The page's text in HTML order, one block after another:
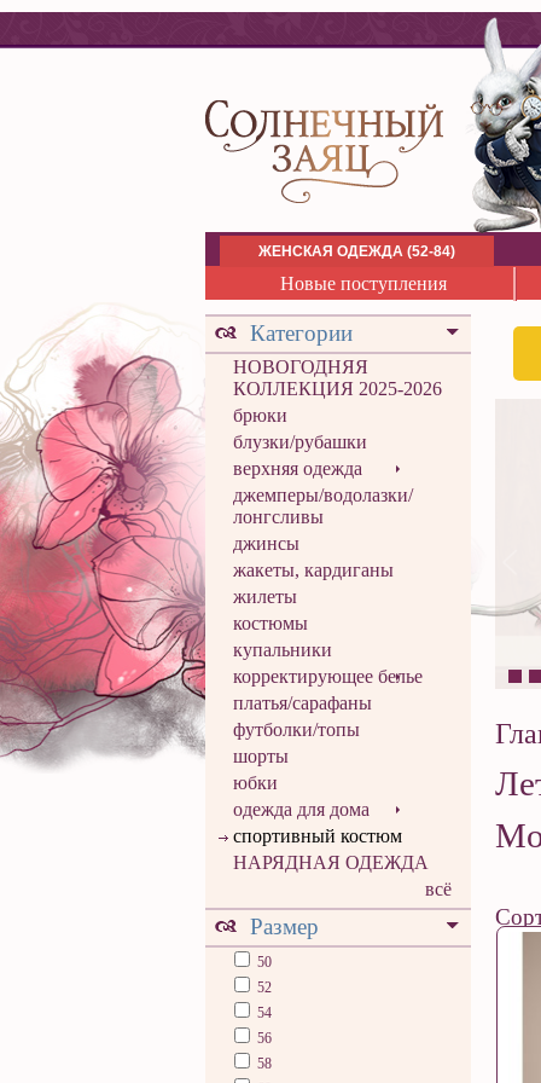
ЖЕНСКАЯ ОДЕЖДА (52-84)
Новые поступления
Категории
НОВОГОДНЯЯ
КОЛЛЕКЦИЯ 2025-2026
брюки
блузки/рубашки
верхняя одежда
джемперы/водолазки/
лонгсливы
джинсы
жакеты, кардиганы
жилеты
костюмы
купальники
корректирующее белье
платья/сарафаны
футболки/топы
шорты
юбки
одежда для дома
спортивный костюм
НАРЯДНАЯ ОДЕЖДА
всё
Размер
50
52
54
56
58